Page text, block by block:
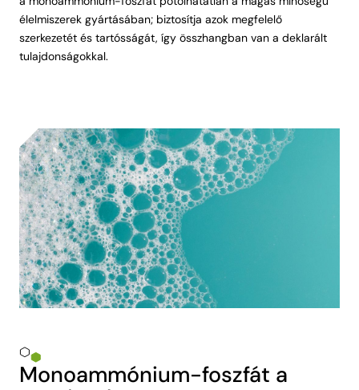
élelmiszerek gyártásában; biztosítja azok megfelelő
szerkezetét és tartósságát, így összhangban van a deklarált
tulajdonságokkal.
Monoammónium-foszfát a